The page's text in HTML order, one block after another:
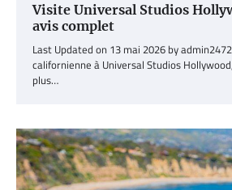
Visite Universal Studios
avis complet
Last Updated on 13 mai 2026 by
californienne à Universal Studios
plus…